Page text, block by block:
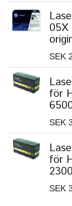
SEK
för
SEK
för
SEK